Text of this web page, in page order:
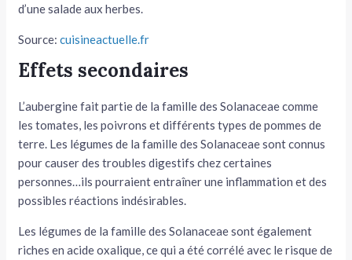
d’une salade aux herbes.
Source:cuisineactuelle.fr
Effets secondaires
L’aubergine fait partie de la famille des Solanaceae comme
les tomates, les poivrons et différents types de pommes de
terre. Les légumes de la famille des Solanaceae sont connus
pour causer des troubles digestifs chez certaines
personnes…ils pourraient entraîner une inflammation et des
possibles réactions indésirables.
Les légumes de la famille des Solanaceae sont également
riches en acide oxalique, ce qui a été corrélé avec le risque de